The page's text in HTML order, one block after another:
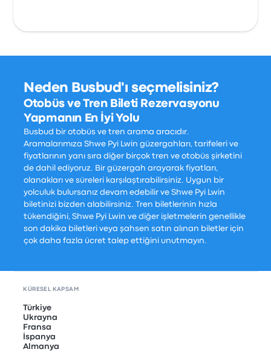
Neden Busbud'ı seçmelisiniz?
Otobüs ve Tren Bileti Rezervasyonu
Yapmanın En İyi Yolu
Busbud bir otobüs ve tren arama aracıdır.
Aramalarımıza Shwe Pyi Lwin güzergahları, tarifeleri ve
fiyatlarının yanı sıra diğer birçok tren ve otobüs şirketini
de dahil ediyoruz. Bir güzergah arayarak fiyatları,
olanakları ve süreleri karşılaştırabilirsiniz. Uygun bir
yolculuk bulursanız devam edebilir ve Shwe Pyi Lwin
biletinizi bizden alabilirsiniz. Tren biletlerinin hızla
tükendiğini, Shwe Pyi Lwin ve diğer işletmelerin genellikle
son dakika biletleri veya şahsen satın alınan biletler için
çok daha fazla ücret talep ettiğini unutmayın.
KÜRESEL KAPSAM
Türkiye
Ukrayna
Fransa
İspanya
Almanya